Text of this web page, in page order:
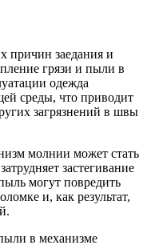
причин заедания и
грязи и пыли в
одежда
среды, что приводит
загрязнений в швы
молнии может стать
застегивание
могут повредить
и, как результат,
в механизме